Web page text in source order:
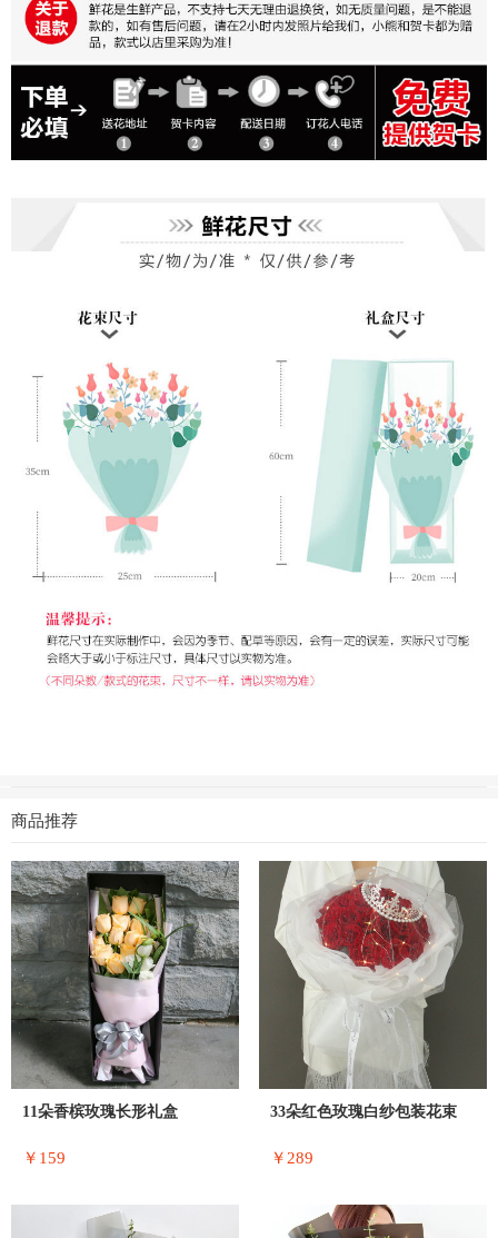
商品推荐
11朵香槟玫瑰长形礼盒
￥159
33朵红色玫瑰白纱包装花束
￥289